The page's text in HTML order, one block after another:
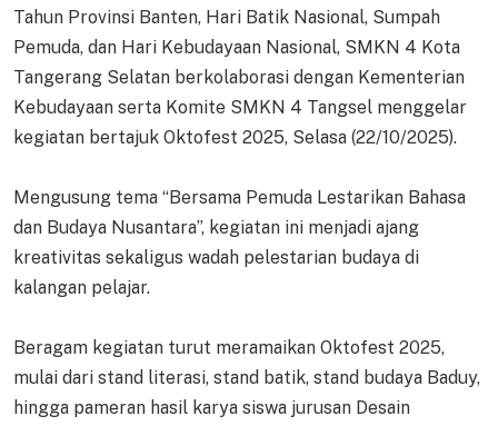
Tahun Provinsi Banten, Hari Batik Nasional, Sumpah
Pemuda, dan Hari Kebudayaan Nasional, SMKN 4 Kota
Tangerang Selatan berkolaborasi dengan Kementerian
Kebudayaan serta Komite SMKN 4 Tangsel menggelar
kegiatan bertajuk Oktofest 2025, Selasa (22/10/2025).
Mengusung tema “Bersama Pemuda Lestarikan Bahasa
dan Budaya Nusantara”, kegiatan ini menjadi ajang
kreativitas sekaligus wadah pelestarian budaya di
kalangan pelajar.
Beragam kegiatan turut meramaikan Oktofest 2025,
mulai dari stand literasi, stand batik, stand budaya Baduy,
hingga pameran hasil karya siswa jurusan Desain